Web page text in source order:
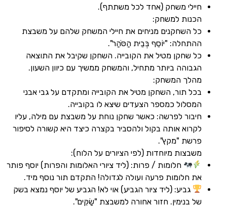
משחק (אחד לכל משתתף).
למשחק:
השחקנים מניחים את חיילי המשחק שלהם על משבצת
"יוֹסֵף בְּבֵית הַסֹּהַר".
שחקן מטיל את הקובייה. השחקן שקיבל את התוצאה
ביותר מתחיל, והמשחק ממשיך עם כיוון השעון.
המשחק:
תור, השחקן מטיל את הקובייה ומתקדם על גבי אבני
כמספר הצעדים שיצא לו בקובייה.
לפרשה: כאשר שחקן נוחת על משבצת עם מילה, עליו
אותה בקול ולהסביר בקצרה כיצד היא קשורה לסיפור
"מקץ".
מיוחדות (לפי הציורים על הלוח):
חלומות / פרות: (ליד ציורי האלומות והפרות) יוסף פותר
חלומות פרעה ועולה לגדולה! התקדם תור נוסף מיד.
גביע: (ליד ציור הגביע) אוי לא! הגביע של יוסף נמצא בשק
בנימין. חזור אחורה למשבצת "שַׂקִּים".